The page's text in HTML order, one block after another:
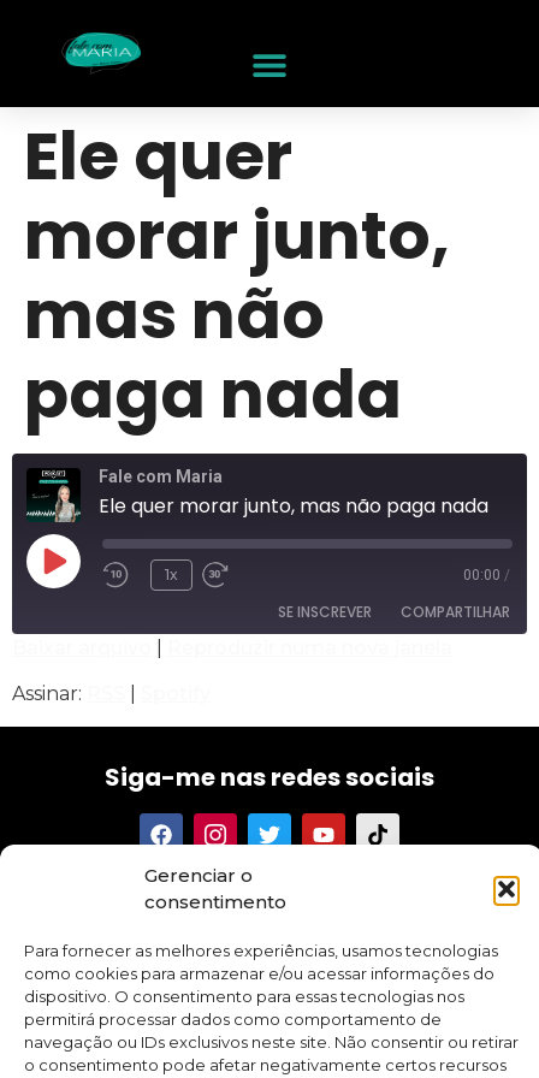
Gerenciar o
consentimento
Para fornecer as melhores experiências, usamos tecnologias
como cookies para armazenar e/ou acessar informações do
dispositivo. O consentimento para essas tecnologias nos
permitirá processar dados como comportamento de
navegação ou IDs exclusivos neste site. Não consentir ou retirar
o consentimento pode afetar negativamente certos recursos
Ele quer
morar junto,
mas não
paga nada
Fale com Maria
Ele quer morar junto, mas não paga nada
1x 00:00 /
SE INSCREVER COMPARTILHAR
FEED RSS
COMPARTILHAR
LINK
INCORPORAR
Assinar:
Siga-me nas redes sociais
Tenha acesso aos meus textos, conselhos, novidades e
Quero me inscrever